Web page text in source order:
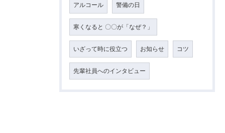
アルコール 警備の日
寒くなると 〇〇が「なぜ？」
いざって時に役立つ お知らせ コツ
先輩社員へのインタビュー